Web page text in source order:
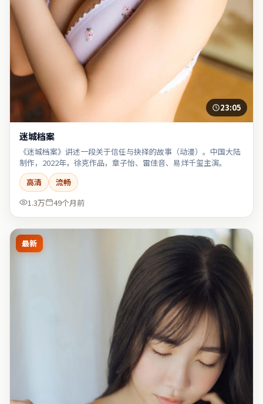
23:05
迷城档案
《迷城档案》讲述一段关于信任与抉择的故事（动漫）。中国大陆
制作，2022年，徐克作品，章子怡、雷佳音、易烊千玺主演。
高清
流畅
1.3万
49个月前
最新